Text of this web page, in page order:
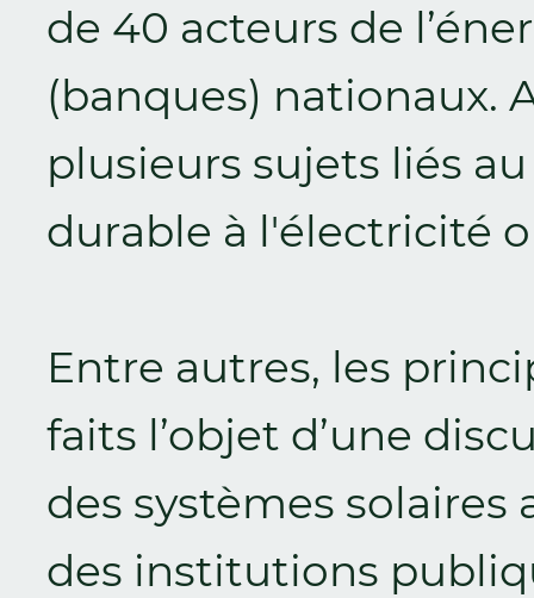
de 40 acteurs de
(banques) nationaux.
plusieurs sujets liés
durable à l'électricité
Entre autres, les
faits l’objet d’une
des systèmes
des institutions